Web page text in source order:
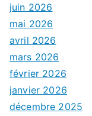
juin 2026
mai 2026
avril 2026
mars 2026
février 2026
janvier 2026
décembre 2025